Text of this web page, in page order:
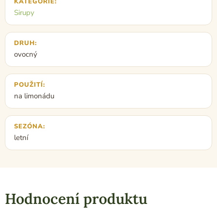
Sirupy
DRUH:
ovocný
POUŽITÍ:
na limonádu
SEZÓNA:
letní
Hodnocení produktu